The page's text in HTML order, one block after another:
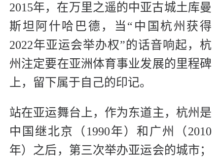
2015年，在万里之遥的中亚古城土库曼
斯坦阿什哈巴德，当“中国杭州获得
2022年亚运会举办权”的话音响起，杭
州注定要在亚洲体育事业发展的里程碑
上，留下属于自己的印记。
站在亚运舞台上，作为东道主，杭州是
中国继北京（1990年）和广州（2010
年）之后，第三次举办亚运会的城市；